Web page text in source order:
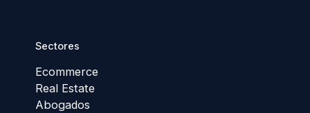
Sectores
Ecommerce
Real Estate
Abogados